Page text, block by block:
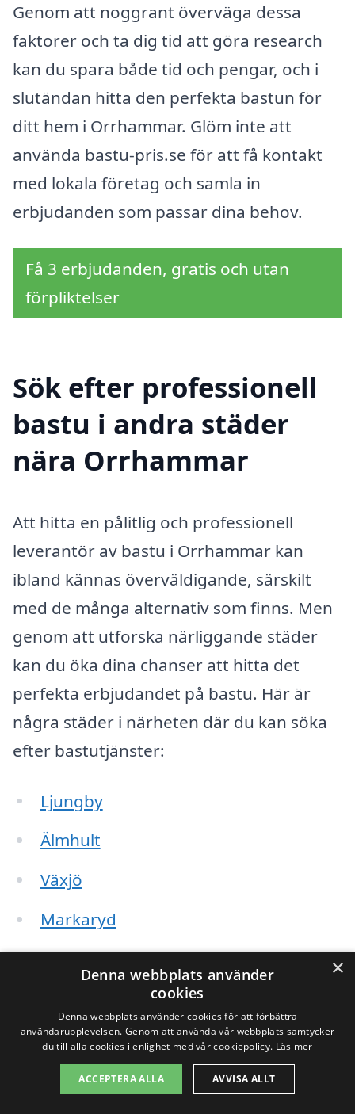
Genom att noggrant överväga dessa
faktorer och ta dig tid att göra research
kan du spara både tid och pengar, och i
slutändan hitta den perfekta bastun för
ditt hem i Orrhammar. Glöm inte att
använda bastu-pris.se för att få kontakt
med lokala företag och samla in
erbjudanden som passar dina behov.
Få 3 erbjudanden, gratis och utan
förpliktelser
Sök efter professionell
bastu i andra städer
nära Orrhammar
Att hitta en pålitlig och professionell
leverantör av bastu i Orrhammar kan
ibland kännas överväldigande, särskilt
med de många alternativ som finns. Men
genom att utforska närliggande städer
kan du öka dina chanser att hitta det
perfekta erbjudandet på bastu. Här är
några städer i närheten där du kan söka
efter bastutjänster:
Ljungby
Älmhult
Växjö
Markaryd
Hässleholm
Kälsvik
Hästhult
×
Denna webbplats använder
cookies
Denna webbplats använder cookies för att förbättra
användarupplevelsen. Genom att använda vår webbplats samtycker
du till alla cookies i enlighet med vår cookiepolicy. Läs mer
ACCEPTERA ALLA AVVISA ALLT